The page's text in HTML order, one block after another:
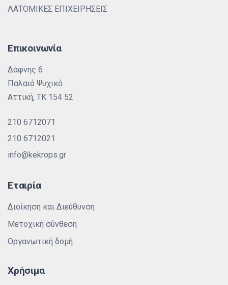
ΛΑΤΟΜΙΚΕΣ ΕΠΙΧΕΙΡΗΣΕΙΣ
Επικοινωνία
Δάφνης 6
Παλαιό Ψυχικό
Αττική, ΤΚ 154 52
210 6712071
210 6712021
info@kekrops.gr
Εταιρία
Διοίκηση και Διεύθυνση
Μετοχική σύνθεση
Οργανωτική δομή
Χρήσιμα